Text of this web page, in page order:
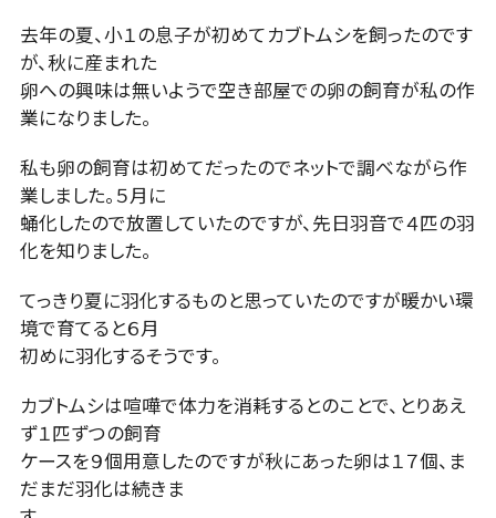
去年の夏、小１の息子が初めてカブトムシを飼ったのです
が、秋に産まれた
卵への興味は無いようで空き部屋での卵の飼育が私の作
業になりました。
私も卵の飼育は初めてだったのでネットで調べながら作
業しました。５月に
蛹化したので放置していたのですが、先日羽音で４匹の羽
化を知りました。
てっきり夏に羽化するものと思っていたのですが暖かい環
境で育てると６月
初めに羽化するそうです。
カブトムシは喧嘩で体力を消耗するとのことで、とりあえ
ず１匹ずつの飼育
ケースを９個用意したのですが秋にあった卵は１７個、ま
だまだ羽化は続きま